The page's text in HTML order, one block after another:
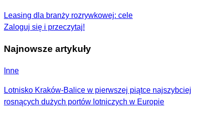
Leasing dla branży rozrywkowej: cele
Zaloguj się i przeczytaj!
Najnowsze artykuły
Inne
Lotnisko Kraków-Balice w pierwszej piątce najszybciej
rosnących dużych portów lotniczych w Europie